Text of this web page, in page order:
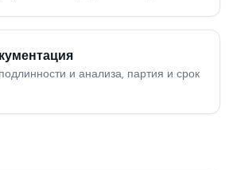
и анализа, партия и срок